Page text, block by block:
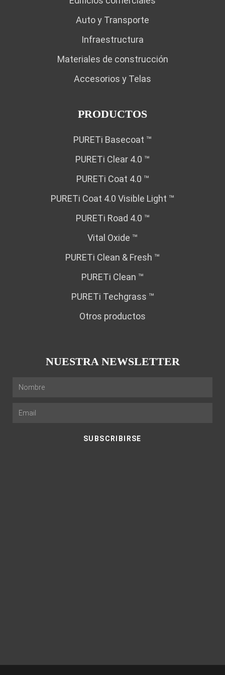
Auto y Transporte
Infraestructura
Materiales de construcción
Accesorios y Telas
PRODUCTOS
PURETi Basecoat ™
PURETi Clear 4.0 ™
PURETi Coat 4.0 ™
PURETi Coat 4.0 Visible Light ™
PURETi Road 4.0 ™
Vital Oxide ™
PURETi Clean & Fresh ™
PURETi Clean ™
PURETi Techgrass ™
Otros productos
NUESTRA NEWSLETTER
SUBSCRIBIRSE